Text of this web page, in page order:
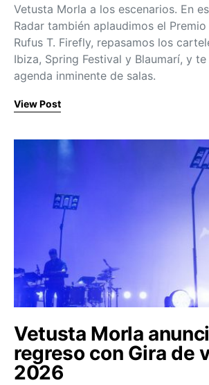
Vetusta Morla a los escenarios. En
Radar también aplaudimos el
Rufus T. Firefly, repasamos los
Ibiza, Spring Festival y Blaumarí, y
agenda inminente de salas.
View Post
Vetusta Morla
regreso con Gira de
2026